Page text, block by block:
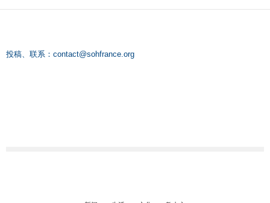
投稿、联系： contact@sohfrance.org